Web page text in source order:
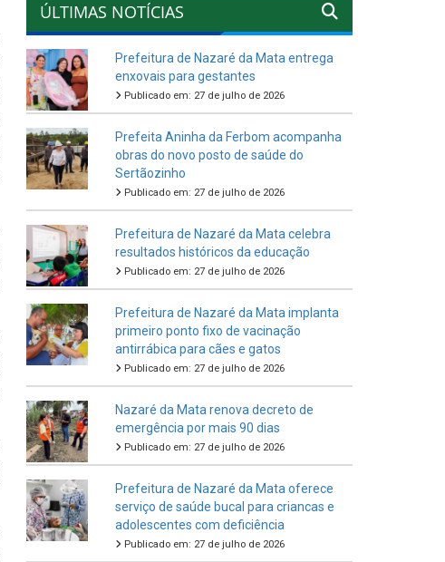
ÚLTIMAS NOTÍCIAS
Prefeitura de Nazaré da Mata entrega
enxovais para gestantes
Publicado em: 27 de julho de 2026
Prefeita Aninha da Ferbom acompanha
obras do novo posto de saúde do
Sertãozinho
Publicado em: 27 de julho de 2026
Prefeitura de Nazaré da Mata celebra
resultados históricos da educação
Publicado em: 27 de julho de 2026
Prefeitura de Nazaré da Mata implanta
primeiro ponto fixo de vacinação
antirrábica para cães e gatos
Publicado em: 27 de julho de 2026
Nazaré da Mata renova decreto de
emergência por mais 90 dias
Publicado em: 27 de julho de 2026
Prefeitura de Nazaré da Mata oferece
serviço de saúde bucal para criancas e
adolescentes com deficiência
Publicado em: 27 de julho de 2026